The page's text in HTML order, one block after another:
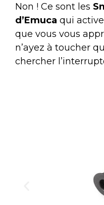
Non ! Ce sont les
d’Emuca qui
que vous vous
n’ayez à toucher
chercher